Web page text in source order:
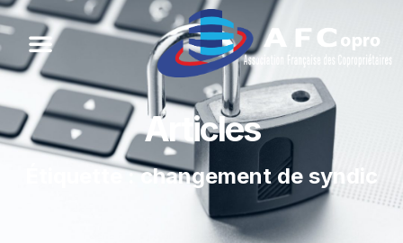
Articles
Étiquette : changement de syndic